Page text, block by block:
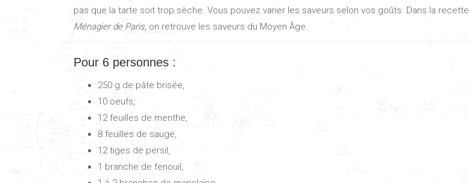
pas que la tarte soit trop sèche. Vous pouvez varier les saveurs selon vos goûts. Dans la recette
Ménagier de Paris, on retrouve les saveurs du Moyen Âge.
Pour 6 personnes :
250 g de pâte brisée,
10 oeufs,
12 feuilles de menthe,
8 feuilles de sauge,
12 tiges de persil,
1 branche de fenouil,